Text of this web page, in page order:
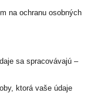
na ochranu osobných
sa spracovávajú –
ktorá vaše údaje